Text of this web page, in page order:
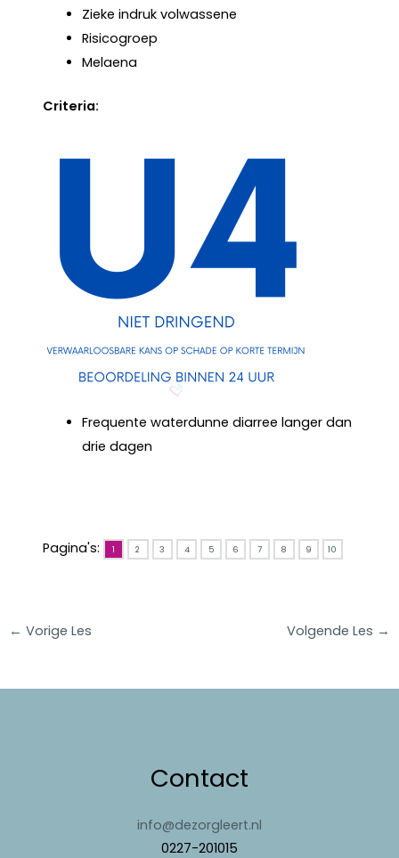
Zieke indruk volwassene
Risicogroep
Melaena
Criteria:
Frequente waterdunne diarree langer dan
drie dagen
Pagina's: 1 2 3 4 5 6 7 8 9 10
← Vorige Les Volgende Les →
Contact
info@dezorgleert.nl
0227-201015